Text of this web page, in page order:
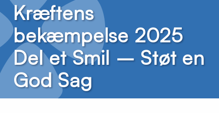
Kræftens
bekæmpelse 2025
Del et Smil – Støt en
God Sag